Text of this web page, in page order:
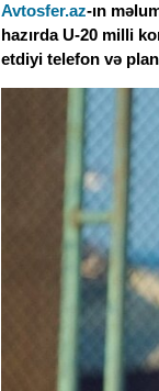
Avtosfer.az-ın
hazırda U-20 milli
etdiyi telefon və